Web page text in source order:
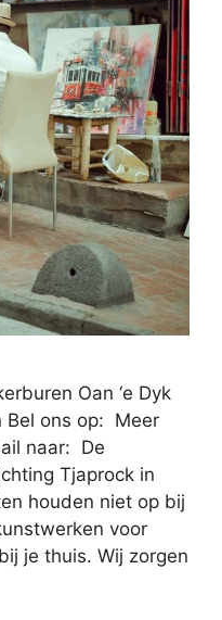
Oan ‘e Dyk
Bel ons op: Meer
naar: De
Tjaprock in
houden niet op bij
voor
je thuis. Wij zorgen